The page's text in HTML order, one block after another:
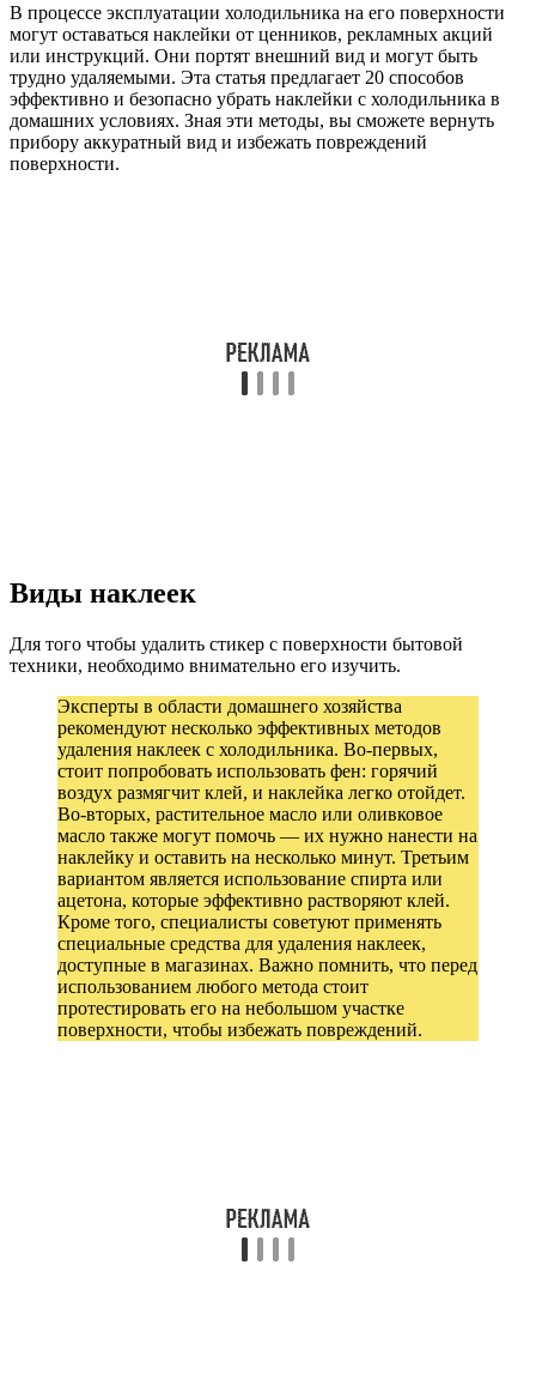
В процессе эксплуатации холодильника на его поверхности
могут оставаться наклейки от ценников, рекламных акций
или инструкций. Они портят внешний вид и могут быть
трудно удаляемыми. Эта статья предлагает 20 способов
эффективно и безопасно убрать наклейки с холодильника в
домашних условиях. Зная эти методы, вы сможете вернуть
прибору аккуратный вид и избежать повреждений
поверхности.
Виды наклеек
Для того чтобы удалить стикер с поверхности бытовой
техники, необходимо внимательно его изучить.
Эксперты в области домашнего хозяйства
рекомендуют несколько эффективных методов
удаления наклеек с холодильника. Во-первых,
стоит попробовать использовать фен: горячий
воздух размягчит клей, и наклейка легко отойдет.
Во-вторых, растительное масло или оливковое
масло также могут помочь — их нужно нанести на
наклейку и оставить на несколько минут. Третьим
вариантом является использование спирта или
ацетона, которые эффективно растворяют клей.
Кроме того, специалисты советуют применять
специальные средства для удаления наклеек,
доступные в магазинах. Важно помнить, что перед
использованием любого метода стоит
протестировать его на небольшом участке
поверхности, чтобы избежать повреждений.